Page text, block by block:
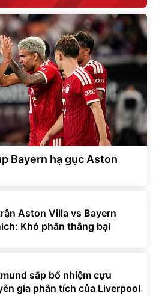
Bayern hạ gục Aston
Aston Villa vs Bayern
Khó phân thắng bại
sắp bổ nhiệm cựu
gia phân tích của Liverpool